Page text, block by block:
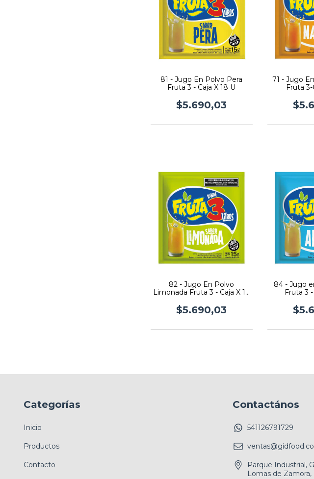
81 - Jugo En Polvo Pera
Fruta 3 - Caja X 18 U
$5.690,03
71 - Jugo
Fruta 3-
82 - Jugo En Polvo
Limonada Fruta 3 - Caja X 18
$5.690,03
84 - Jugo
Fruta 3 -
Categorías
Inicio
Productos
Contacto
Contactános
541126791729
Parque Industrial,
Lomas de